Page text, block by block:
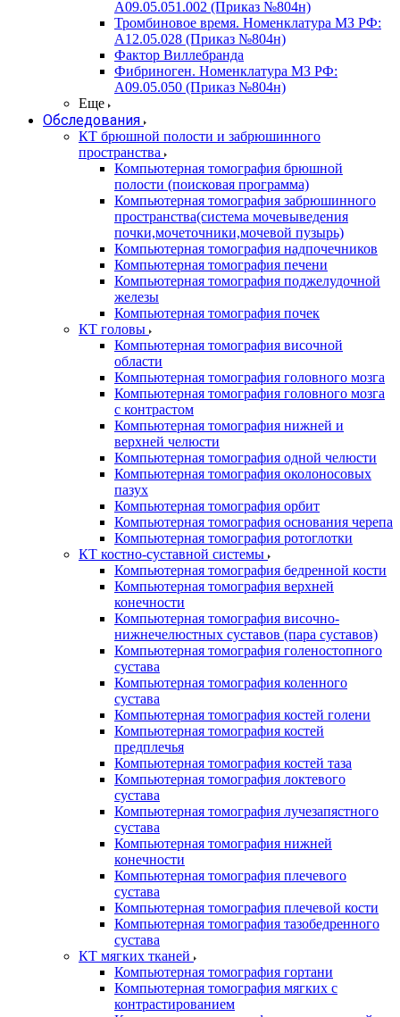
A09.05.051.002 (Приказ №804н)
Тромбиновое время. Номенклатура МЗ РФ:
A12.05.028 (Приказ №804н)
Фактор Виллебранда
Фибриноген. Номенклатура МЗ РФ:
A09.05.050 (Приказ №804н)
Еще
Обследования
КТ брюшной полости и забрюшинного
пространства
Компьютерная томография брюшной
полости (поисковая программа)
Компьютерная томография забрюшинного
пространства(система мочевыведения
почки,мочеточники,мочевой пузырь)
Компьютерная томография надпочечников
Компьютерная томография печени
Компьютерная томография поджелудочной
железы
Компьютерная томография почек
КТ головы
Компьютерная томография височной
области
Компьютерная томография головного мозга
Компьютерная томография головного мозга
с контрастом
Компьютерная томография нижней и
верхней челюсти
Компьютерная томография одной челюсти
Компьютерная томография околоносовых
пазух
Компьютерная томография орбит
Компьютерная томография основания черепа
Компьютерная томография ротоглотки
КТ костно-суставной системы
Компьютерная томография бедренной кости
Компьютерная томография верхней
конечности
Компьютерная томография височно-
нижнечелюстных суставов (пара суставов)
Компьютерная томография голеностопного
сустава
Компьютерная томография коленного
сустава
Компьютерная томография костей голени
Компьютерная томография костей
предплечья
Компьютерная томография костей таза
Компьютерная томография локтевого
сустава
Компьютерная томография лучезапястного
сустава
Компьютерная томография нижней
конечности
Компьютерная томография плечевого
сустава
Компьютерная томография плечевой кости
Компьютерная томография тазобедренного
сустава
КТ мягких тканей
Компьютерная томография гортани
Компьютерная томография мягких с
контрастированием